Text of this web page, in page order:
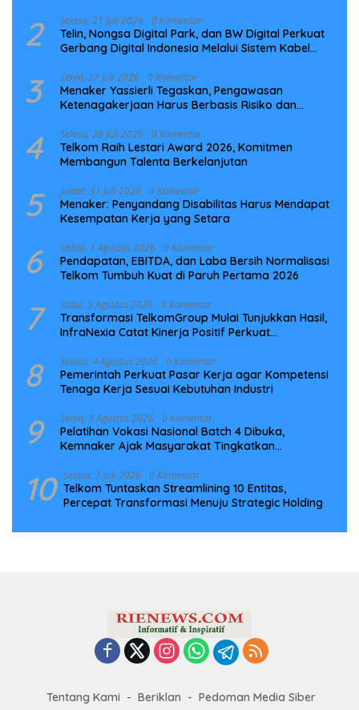
2 Selasa, 21 Juli 2026 0 Komentar
Telin, Nongsa Digital Park, dan BW Digital Perkuat
Gerbang Digital Indonesia Melalui Sistem Kabel
3 Senin, 27 Juli 2026 0 Komentar
Menaker Yassierli Tegaskan, Pengawasan
Ketenagakerjaan Harus Berbasis Risiko dan
4 Selasa, 28 Juli 2026 0 Komentar
Telkom Raih Lestari Award 2026, Komitmen
Membangun Talenta Berkelanjutan
5 Jumat, 31 Juli 2026 0 Komentar
Menaker: Penyandang Disabilitas Harus Mendapat
Kesempatan Kerja yang Setara
6 Sabtu, 1 Agustus 2026 0 Komentar
Pendapatan, EBITDA, dan Laba Bersih Normalisasi
Telkom Tumbuh Kuat di Paruh Pertama 2026
7 Rabu, 5 Agustus 2026 0 Komentar
Transformasi TelkomGroup Mulai Tunjukkan Hasil,
InfraNexia Catat Kinerja Positif Perkuat
8 Selasa, 4 Agustus 2026 0 Komentar
Pemerintah Perkuat Pasar Kerja agar Kompetensi
Tenaga Kerja Sesuai Kebutuhan Industri
9 Senin, 3 Agustus 2026 0 Komentar
Pelatihan Vokasi Nasional Batch 4 Dibuka,
Kemnaker Ajak Masyarakat Tingkatkan
10 Selasa, 7 Juli 2026 0 Komentar
Telkom Tuntaskan Streamlining 10 Entitas,
Percepat Transformasi Menuju Strategic Holding
Tentang Kami Beriklan Pedoman Media Siber